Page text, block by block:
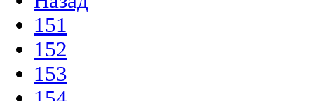
151
152
153